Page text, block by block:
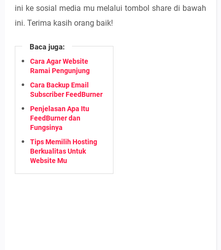
ini ke sosial media mu melalui tombol share di bawah
ini. Terima kasih orang baik!
Baca juga:
Cara Agar Website
Ramai Pengunjung
Cara Backup Email
Subscriber FeedBurner
Penjelasan Apa Itu
FeedBurner dan
Fungsinya
Tips Memilih Hosting
Berkualitas Untuk
Website Mu